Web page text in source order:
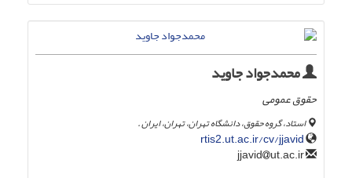
محمدجواد جاوید
حقوق عمومی
استاد، گروه حقوق، دانشگاه تهران، تهران، ایران .
rtis2.ut.ac.ir/cv/jjavid
ut.ac.ir